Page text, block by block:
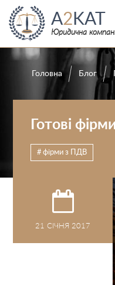
A2 KAT
Юридична
Головна Блог
Готові
фірми з ПДВ
21 СІЧНЯ 2017